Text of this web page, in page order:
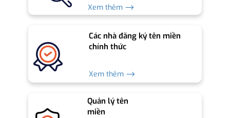
Xem thêm ⟶
Các nhà đăng ký tên miền
chính thức
Xem thêm ⟶
Quản lý tên
miền